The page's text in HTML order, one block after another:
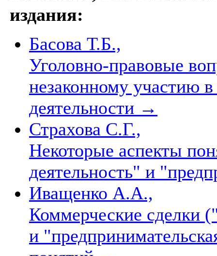
издания:
Басова Т.Б.,
Уголовно-правовые
незаконному участию
деятельности →
Страхова С.Г.,
Некоторые аспекты
деятельность" и
Иващенко А.А.,
Коммерческие сделки
и